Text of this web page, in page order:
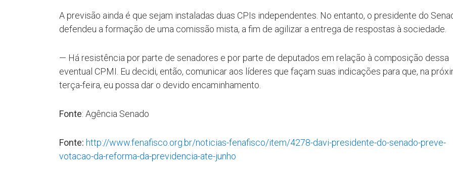
A previsão ainda é que sejam instaladas duas CPIs independentes. No entanto, o presidente do
defendeu a formação de uma comissão mista, a fim de agilizar a entrega de respostas à sociedade.
— Há resistência por parte de senadores e por parte de deputados em relação à composição dessa
eventual CPMI. Eu decidi, então, comunicar aos líderes que façam suas indicações para que, na
terça-feira, eu possa dar o devido encaminhamento.
Fonte: Agência Senado
Fonte: http://www.fenafisco.org.br/noticias-fenafisco/item/4278-davi-presidente-do-senado-preve-
votacao-da-reforma-da-previdencia-ate-junho